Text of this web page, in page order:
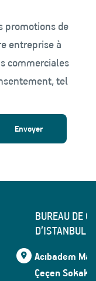
promotions de
entreprise à
commerciales
tel
Envoyer
BUREAU DE
D’ISTANBUL
Acıbadem
Çeçen Sokak,